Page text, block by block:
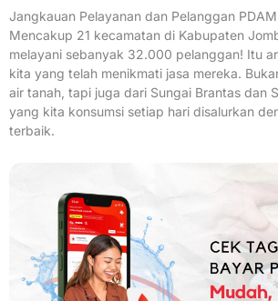
Jangkauan Pelayanan dan Pelanggan
Mencakup 21 kecamatan di Kabupaten
melayani sebanyak 32.000 pelanggan! Itu
kita yang telah menikmati jasa mereka.
air tanah, tapi juga dari Sungai Brantas dan
yang kita konsumsi setiap hari disalurkan
terbaik.